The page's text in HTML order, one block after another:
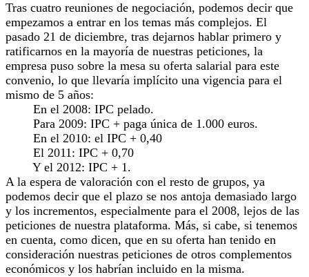
Tras cuatro reuniones de negociación, podemos decir que
empezamos a entrar en los temas más complejos. El
pasado 21 de diciembre, tras dejarnos hablar primero y
ratificarnos en la mayoría de nuestras peticiones, la
empresa puso sobre la mesa su oferta salarial para este
convenio, lo que llevaría implícito una vigencia para el
mismo de 5 años:
En el 2008: IPC pelado.
Para 2009: IPC + paga única de 1.000 euros.
En el 2010: el IPC + 0,40
El 2011: IPC + 0,70
Y el 2012: IPC + 1.
A la espera de valoración con el resto de grupos, ya
podemos decir que el plazo se nos antoja demasiado largo
y los incrementos, especialmente para el 2008, lejos de las
peticiones de nuestra plataforma. Más, si cabe, si tenemos
en cuenta, como dicen, que en su oferta han tenido en
consideración nuestras peticiones de otros complementos
económicos y los habrían incluido en la misma.